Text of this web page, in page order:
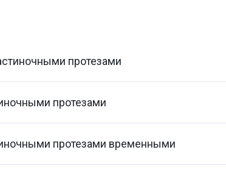
протезами
протезами
протезами временными